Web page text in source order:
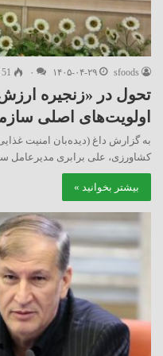
sfoods ۱۴۰۵-۰۴-۲۹ ۰ 51
تحول در «زنجیره
اولویت‌های اصلی
به گزارش داغ (‌دیده‌بان امنیت
کشاورزی، علی برابری مدیرعامل
بیشتر بخوانید »